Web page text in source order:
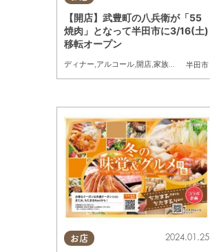
半田市
【開店】武豊町の八兵衛が「55
焼肉」となって半田市に3/16(土)
移転オープン
ディナー,アルコール,開店,家族,友人
お店 2024.01.25